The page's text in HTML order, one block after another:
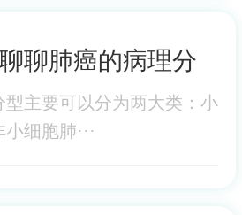
聊肺癌的病理分
型主要可以分为两大类：小
细胞肺···